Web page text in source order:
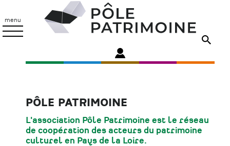
contenu
principal
menu
Patrimoine
PÔLE PATRIMOINE
L'association Pôle Patrimoine est le réseau
de coopération des acteurs du patrimoine
culturel en Pays de la Loire.